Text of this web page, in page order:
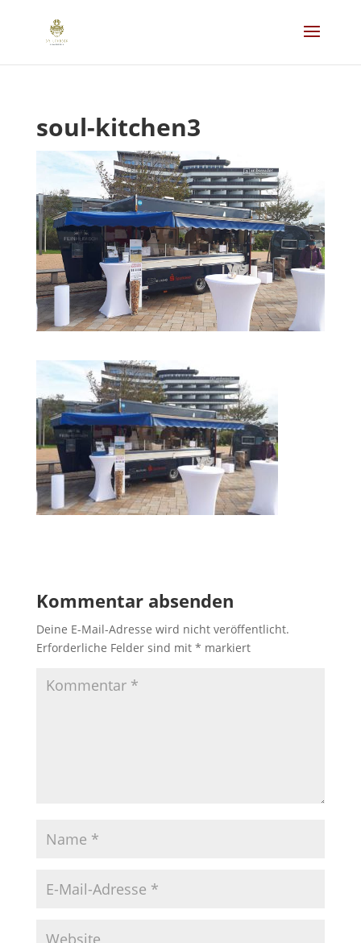
soul-kitchen3
Kommentar absenden
Deine E-Mail-Adresse wird nicht veröffentlicht.
Erforderliche Felder sind mit * markiert